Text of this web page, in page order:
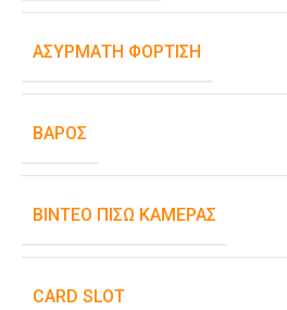
ΑΣΎΡΜΑΤΗ ΦΌΡΤΙΣΗ
ΒΆΡΟΣ
ΒΊΝΤΕΟ ΠΊΣΩ ΚΆΜΕΡΑΣ
CARD SLOT